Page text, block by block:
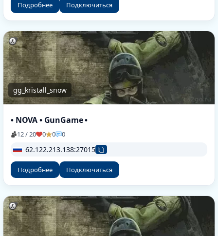
Подробнее Подключиться
gg_kristall_snow
• NOVA • GunGame •
12 / 20 0 0 0
62.122.213.138:27015
Подробнее Подключиться